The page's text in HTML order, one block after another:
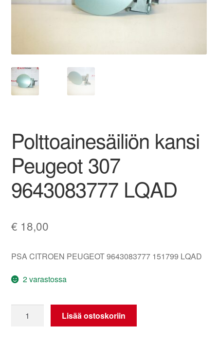
Meistä
Tarkista
Tilini
Valitukset
Polttoainesäiliön kansi
Peugeot 307
9643083777 LQAD
€ 18,00
PSA CITROEN PEUGEOT 9643083777 151799 LQAD
2 varastossa
Polttoainesäiliön
kansi
Lisää ostoskoriin